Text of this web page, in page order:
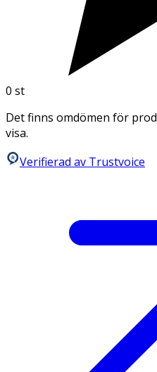
0 st
Det finns omdömen för
visa.
Verifierad av Trustvoice